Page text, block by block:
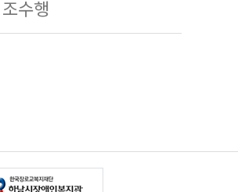
조수행